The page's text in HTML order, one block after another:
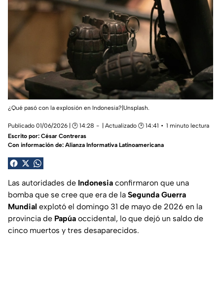
¿Qué pasó con la explosión en Indonesia?|Unsplash.
Publicado 01/06/2026 | 🕑 14:28 | Actualizado 🕑 14:41
1 minuto lectura
Escrito por: César Contreras
Con información de: Alianza Informativa Latinoamericana
Las autoridades de Indonesia confirmaron que una
bomba que se cree que era de la Segunda Guerra
Mundial explotó el domingo 31 de mayo de 2026 en la
provincia de Papúa occidental, lo que dejó un saldo de
cinco muertos y tres desaparecidos.